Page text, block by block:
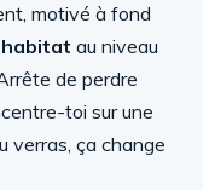
motivé à fond
habitat au niveau
de perdre
toi sur une
verras, ça change